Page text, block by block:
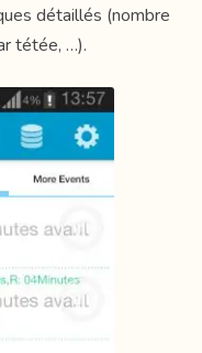
détaillés (nombre
tétée, …).